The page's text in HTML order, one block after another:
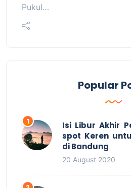
Pukul…
Popular
Isi Libur Akhir
spot Keren
di Bandung
20 August 2020